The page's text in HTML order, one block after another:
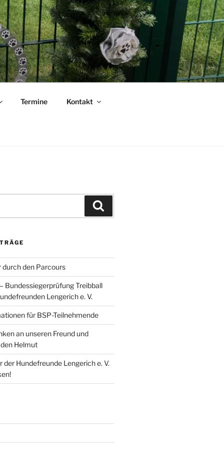
Termine Kontakt
den Parcours
Bundessiegerprüfung Treibball
Lengerich e. V.
für BSP-Teilnehmende
an unseren Freund und
Helmut
der Hundefreunde Lengerich e. V.